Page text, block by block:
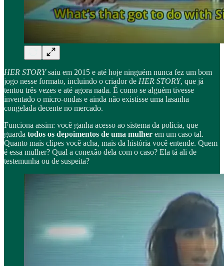
HER STORYsaiu em 2015 e até hoje ninguém nunca fez um bom
jogo nesse formato, incluindo o criador de HER STORY, que já
tentou três vezes e até agora nada. É como se alguém tivesse
inventado o micro-ondas e ainda não existisse uma lasanha
congelada decente no mercado.
Funciona assim: você ganha acesso ao sistema da polícia, que
guarda todos os depoimentos de uma mulher em um caso tal.
Quanto mais clipes você acha, mais da história você entende. Quem
é essa mulher? Qual a conexão dela com o caso? Ela tá ali de
testemunha ou de suspeita?